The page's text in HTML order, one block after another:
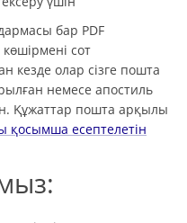
бар PDF
сот
кезде олар сізге пошта
немесе апостиль
Құжаттар пошта арқылы
қосымша есептелетін